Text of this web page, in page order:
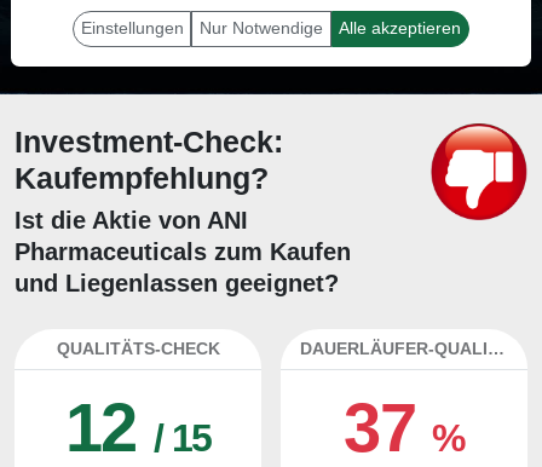
mit dieser Aktie erfolgreich sein.
Investment-Check:
Kaufempfehlung?
Ist die Aktie von ANI
Pharmaceuticals zum Kaufen
und Liegenlassen geeignet?
QUALITÄTS-CHECK
12 / 15
DAUERLÄUFER-QUALITÄTEN
37%
Einstellungen Nur Notwendige Alle akzeptieren